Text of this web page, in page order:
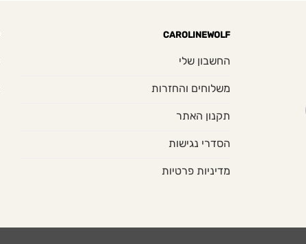
CAROLINEWOLF
החשבון שלי
משלוחים והחזרות
תקנון האתר
הסדרי נגישות
מדיניות פרטיות